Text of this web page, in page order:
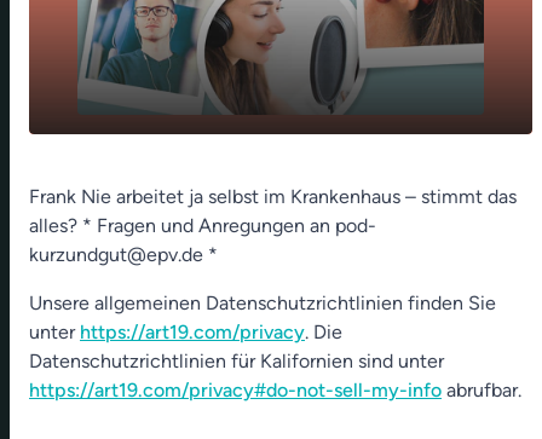
play_arrow 2023
00:00
Frank Nie arbeitet ja selbst im Krankenhaus – stimmt das
alles? * Fragen und Anregungen an pod-
kurzundgut@epv.de *
Unsere allgemeinen Datenschutzrichtlinien finden Sie
unter https://art19.com/privacy. Die
Datenschutzrichtlinien für Kalifornien sind unter
https://art19.com/privacy#do-not-sell-my-info abrufbar.